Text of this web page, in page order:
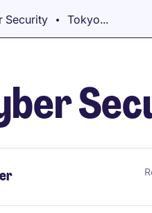
Security Tokyo...